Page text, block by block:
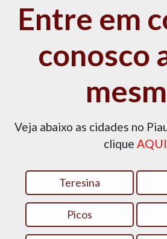
Entre em
conosco
Veja abaixo as cidades no
clique AQUI
Teresina
Picos